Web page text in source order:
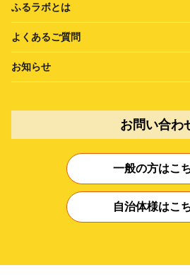
ふるラボとは
よくあるご質問
お知らせ
お問い合わ
一般の方はこ
自治体様はこ